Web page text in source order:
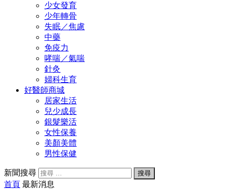
少女發育
少年轉骨
失眠／焦慮
中藥
免疫力
哮喘／氣喘
針灸
婦科生育
好醫師商城
居家生活
兒少成長
銀髮樂活
女性保養
美顏美體
男性保健
新聞搜尋
首頁 最新消息